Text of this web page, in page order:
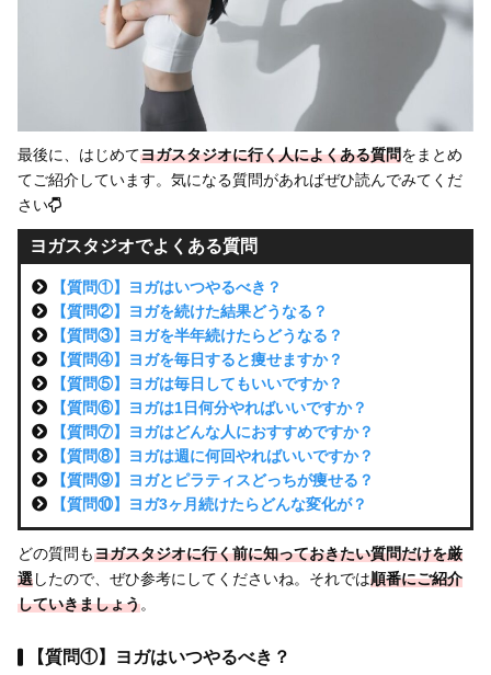
最後に、はじめてヨガスタジオに行く人によくある質問をまとめ
てご紹介しています。気になる質問があればぜひ読んでみてくだ
さい
ヨガスタジオでよくある質問
【質問①】ヨガはいつやるべき？
【質問②】ヨガを続けた結果どうなる？
【質問③】ヨガを半年続けたらどうなる？
【質問④】ヨガを毎日すると痩せますか？
【質問⑤】ヨガは毎日してもいいですか？
【質問⑥】ヨガは1日何分やればいいですか？
【質問⑦】ヨガはどんな人におすすめですか？
【質問⑧】ヨガは週に何回やればいいですか？
【質問⑨】ヨガとピラティスどっちが痩せる？
【質問⑩】ヨガ3ヶ月続けたらどんな変化が？
どの質問もヨガスタジオに行く前に知っておきたい質問だけを厳
選したので、ぜひ参考にしてくださいね。それでは順番にご紹介
していきましょう。
【質問①】ヨガはいつやるべき？